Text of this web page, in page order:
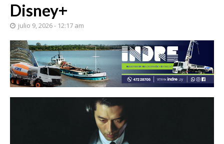
Disney+
julio 9, 2026 - 12:17 am